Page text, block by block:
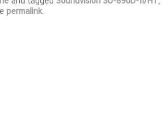
permalink